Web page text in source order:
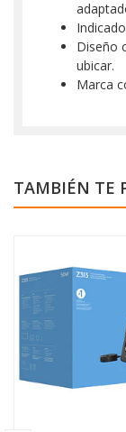
Diseño
ubicar.
Marca
TAMBIÉN TE